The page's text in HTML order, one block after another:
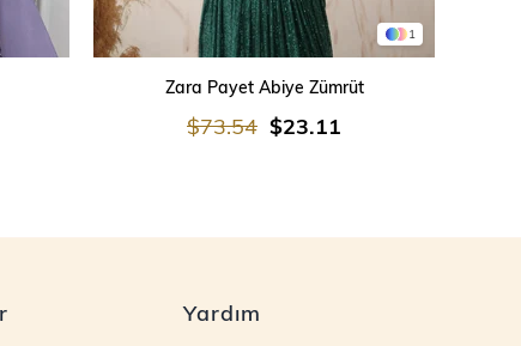
1
Zara Payet Abiye Zümrüt
$23.11
$73.54
Yardım